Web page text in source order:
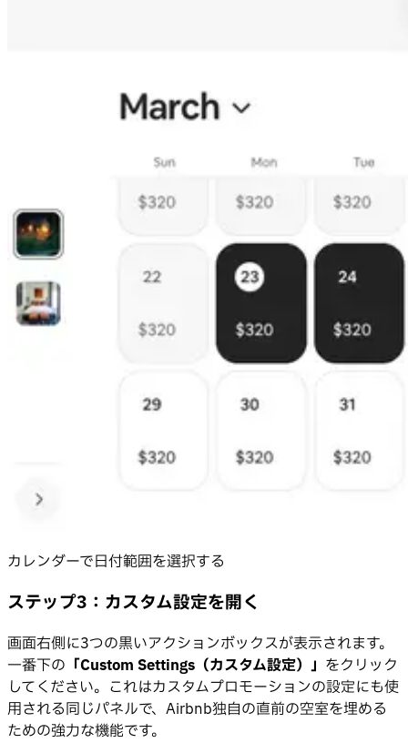
カレンダーで日付範囲を選択する
ステップ3：カスタム設定を開く
画面右側に3つの黒いアクションボックスが表示されます。
一番下の 「Custom Settings（カスタム設定）」 をクリック
してください。これはカスタムプロモーションの設定にも使
用される同じパネルで、Airbnb独自の直前の空室を埋める
ための強力な機能です。